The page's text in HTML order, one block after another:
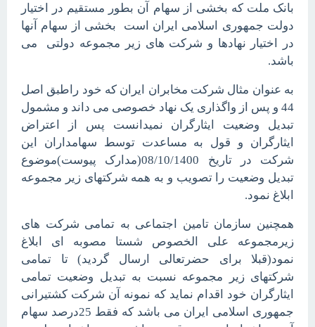
بانک ملت که بخشی از سهام آن بطور مستقیم در اختیار
دولت جمهوری اسلامی ایران است بخشی از سهام آنها
در اختیار نهادها و شرکت های زیر مجموعه دولتی می
باشد.
به عنوان مثال شرکت مخابران ایران که خود راطبق اصل
44 و پس از واگذاری یک نهاد خصوصی می داند و مشمول
تبدیل وضعیت ایثارگران نمیدانست پس از اعتراض
ایثارگران و قول به مساعدت توسط سهامداران این
شرکت در تاریخ 08/10/1400(مدارک پیوست)موضوع
تبدیل وضعیت را تصویب و به همه شرکتهای زیر مجموعه
ابلاغ نمود.
همچنین سازمان تامین اجتماعی به تمامی شرکت های
زیرمجموعه علی الخصوص شستا مصوبه ای ابلاغ
نمود(قبلا برای حضرتعالی ارسال گردید) تا تمامی
شرکتهای زیر مجموعه نسبت به تبدیل وضعیت تمامی
ایثارگران خود اقدام نماید که نمونه آن شرکت کشتیرانی
جمهوری اسلامی ایران می باشد که فقط 25درصد سهام